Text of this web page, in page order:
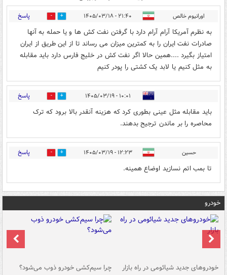
اورانیوم خالص ۲۱:۴۰ - ۱۴۰۵/۰۳/۱۸ 0 پاسخ
به نظرم آمریکا آرام آرام دارد با گرفتن نفت کش ها و یا حمله به آنها
صادرات نفت ایران را به کمترین میزان می رساند تا از این طریق از ایران
امتیاز بگیرد ....همین حالا اگر نفت کش در خلیج فارس دارد باید مقابله
به مثل کنیم یا لابد یک کشتی را پودر کنیم
۱۰:۰۱ - ۱۴۰۵/۰۳/۱۹ 0 پاسخ
بايد مقابله مثل عينی بطوری کرد که هزينه آنقدر بالا برود که ترک
محاصره را بر ماندن ترجيح بدهند.
حسین ۱۲:۲۳ - ۱۴۰۵/۰۳/۱۹ 0 پاسخ
تا بمب اتم نسازید اوضاع همینه.
خودرو
خودروهای جدید شیائومی در راه بازار چرا سیم‌کشی خودرو ذوب می‌شود؟